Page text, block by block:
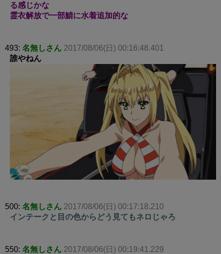
る感じかな
霊衣解放で一部鯖に水着追加的な
493: 名無しさん 2017/08/06(日) 00:16:48.401
誰やねん
500: 名無しさん 2017/08/06(日) 00:17:18.210
インテークと目の色からどう見てもネロじゃろ
550: 名無しさん 2017/08/06(日) 00:19:41.229